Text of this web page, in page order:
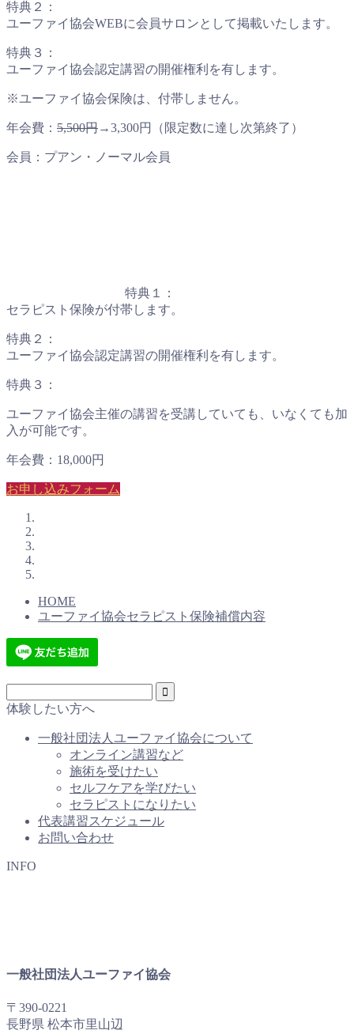
特典２：
ユーファイ協会WEBに会員サロンとして掲載いたします。
特典３：
ユーファイ協会認定講習の開催権利を有します。
※ユーファイ協会保険は、付帯しません。
年会費： 5,500円→3,300円（限定数に達し次第終了）
会員：プアン・ノーマル会員
特典１：
セラピスト保険が付帯します。
特典２：
ユーファイ協会認定講習の開催権利を有します。
特典３：
ユーファイ協会主催の講習を受講していても、いなくても加
入が可能です。
年会費：18,000円
お申し込みフォーム
HOME
ユーファイ協会セラピスト保険補償内容
体験したい方へ
一般社団法人ユーファイ協会について
オンライン講習など
施術を受けたい
セルフケアを学びたい
セラピストになりたい
代表講習スケジュール
お問い合わせ
INFO
一般社団法人ユーファイ協会
〒390-0221
長野県 松本市里山辺